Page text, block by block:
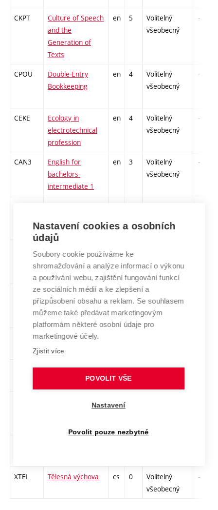
CKPT
Culture of Speech
and the
Generation of
Texts
en 5
Volitelný
všeobecný
-
CPOU
Double-Entry
Bookkeeping
en 4
Volitelný
všeobecný
-
CEKE
Ecology in
electrotechnical
profession
en 4
Volitelný
všeobecný
-
CAN3
English for
bachelors-
intermediate 1
en 3
Volitelný
všeobecný
-
intermediate 1
English for
bachelors- pre-
intermediate 2
všeobecný
Filosofie
současnosti -
postmodernismus
en 3
Volitelný
všeobecný
Introduction to
Biology of Man
Laboratory
en 0
Volitelný
XTEL Tělesná výchova cs 0
Volitelný
všeobecný
-
Nastavení cookies a osobních
údajů
Soubory cookie používáme ke
shromažďování a analýze informací o výkonu
a používání webu, zajištění fungování funkcí
ze sociálních médií a ke zlepšení a
přizpůsobení obsahu a reklam. Se souhlasem
můžeme také předávat marketingovým
platformám některé osobní údaje pro
marketingové účely.
Zjistit více
POVOLIT VŠE
Nastavení
Povolit pouze nezbytné